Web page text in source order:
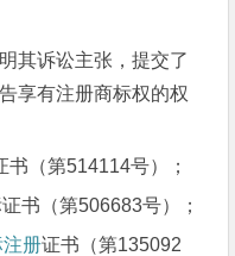
诉讼主张，提交了
享有注册商标权的权
（第514114号）；
书（第506683号）；
注册证书（第135092